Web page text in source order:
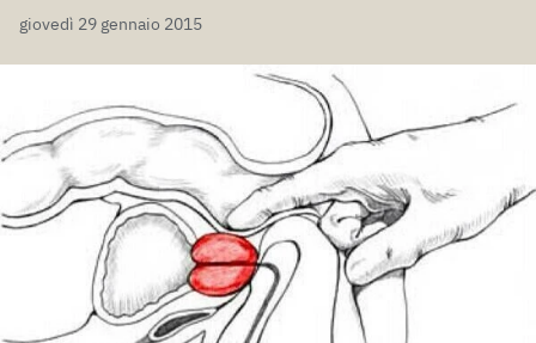
giovedì 29 gennaio 2015